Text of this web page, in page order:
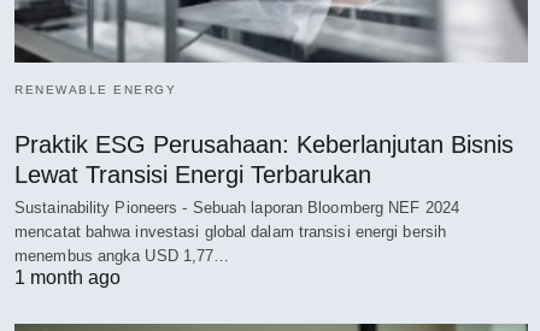
RENEWABLE ENERGY
Praktik ESG Perusahaan: Keberlanjutan Bisnis
Lewat Transisi Energi Terbarukan
Sustainability Pioneers - Sebuah laporan Bloomberg NEF 2024
mencatat bahwa investasi global dalam transisi energi bersih
menembus angka USD 1,77…
1 month ago